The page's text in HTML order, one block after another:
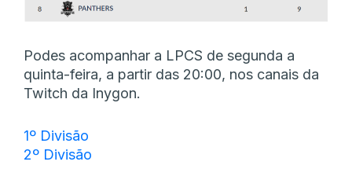
Podes acompanhar a LPCS de segunda a
quinta-feira, a partir das 20:00, nos canais da
Twitch da Inygon.
1º Divisão
2º Divisão